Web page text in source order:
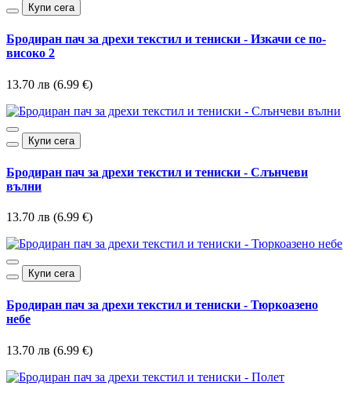
Купи сега
Бродиран пач за дрехи текстил и тениски - Изкачи се по-
високо 2
13.70 лв (6.99 €)
Купи сега
Бродиран пач за дрехи текстил и тениски - Слънчеви
вълни
13.70 лв (6.99 €)
Купи сега
Бродиран пач за дрехи текстил и тениски - Тюркоазено
небе
13.70 лв (6.99 €)